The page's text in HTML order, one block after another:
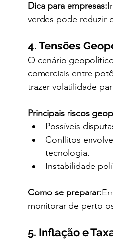
Dica para empresas:
verdes pode reduzir
4. Tensões
O cenário
comerciais entre
trazer volatilidade
Principais riscos
Possíveis
Conflitos
tecnologia.
Instabilidade
Como se preparar:
monitorar de perto
5. Inflação e